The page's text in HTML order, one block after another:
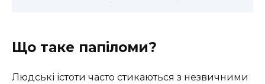
Що таке папіломи?
Людські істоти часто стикаються з незвичними